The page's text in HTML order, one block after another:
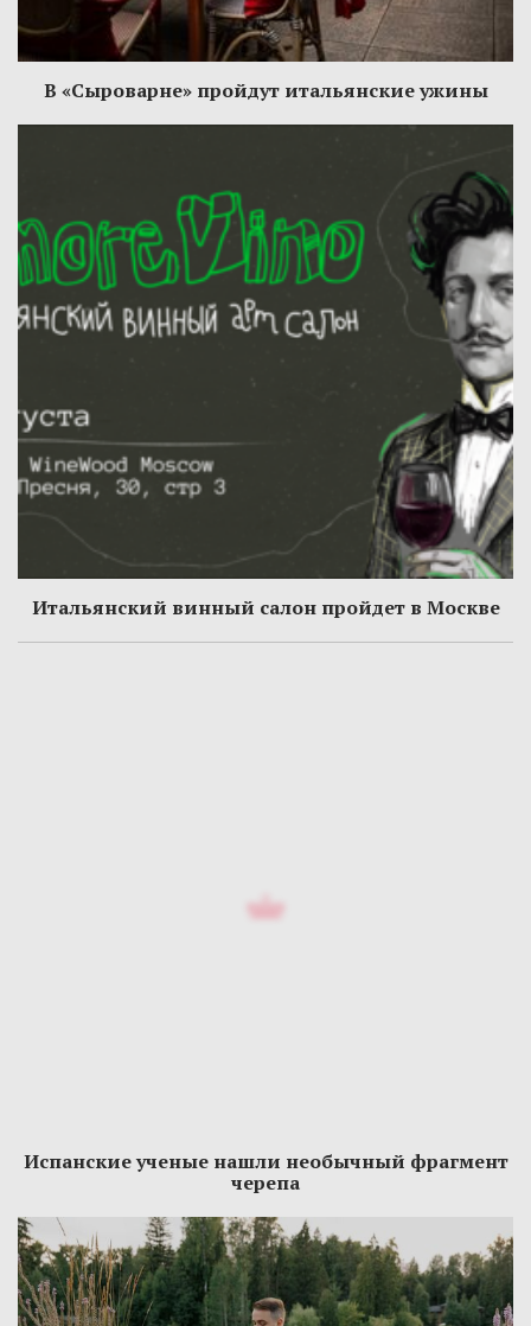
В «Сыроварне» пройдут итальянские ужины
Итальянский винный салон пройдет в Москве
Испанские ученые нашли необычный фрагмент
черепа